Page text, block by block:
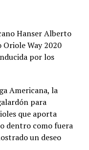
Hanser Alberto
Way 2020
por los
Americana, la
para
que aporta
dentro como fuera
un deseo